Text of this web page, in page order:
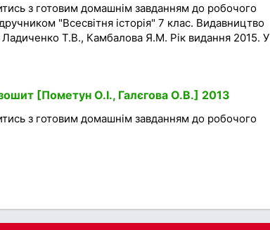
з готовим домашнім завданням до робочого
"Всесвітня історія" 7 клас. Видавництво
Т.В., Камбалова Я.М. Рік видання 2015. У
[Пометун О.І., Галєгова О.В.] 2013
з готовим домашнім завданням до робочого